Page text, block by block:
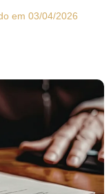
em 03/04/2026